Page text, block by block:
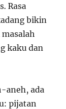
Rasa
bikin
kaku dan
aneh, ada
pijatan